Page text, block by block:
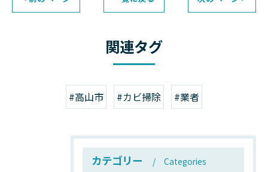
関連タグ
#高山市 #カビ掃除 #業者
カテゴリー Categories